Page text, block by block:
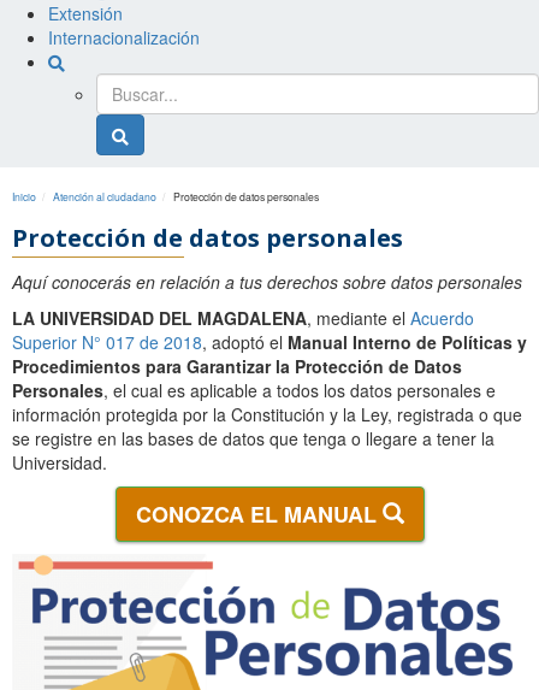
Extensión
Internacionalización
generalBuscador
general
Inicio Atención al ciudadano Protección de datos personales
Protección de datos personales
Aquí conocerás en relación a tus derechos sobre datos personales
LA UNIVERSIDAD DEL MAGDALENA, mediante el Acuerdo
Superior N° 017 de 2018, adoptó el Manual Interno de Políticas y
Procedimientos para Garantizar la Protección de Datos
Personales, el cual es aplicable a todos los datos personales e
información protegida por la Constitución y la Ley, registrada o que
se registre en las bases de datos que tenga o llegare a tener la
Universidad.
CONOZCA EL MANUAL